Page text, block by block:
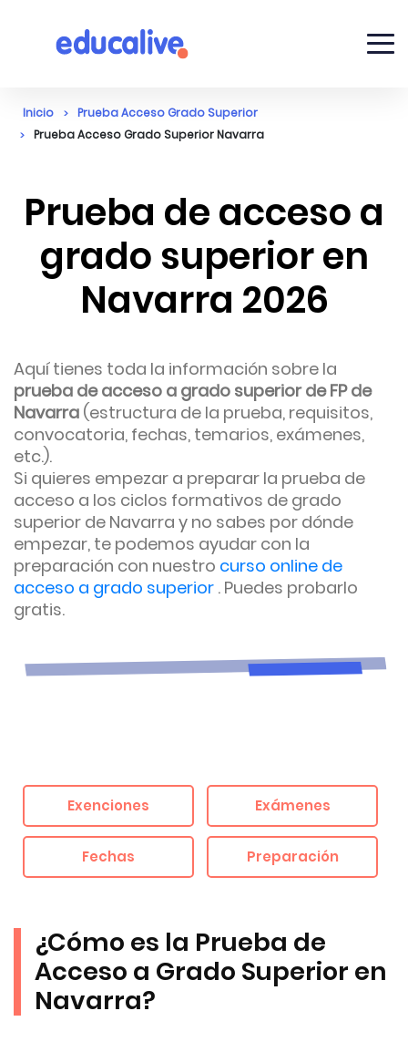
Inicio
Prueba Acceso Grado Superior
Prueba Acceso Grado Superior Navarra
Prueba de acceso a
grado superior en
Navarra 2026
Aquí tienes toda la información sobre la
prueba de acceso a grado superior de FP de
Navarra (estructura de la prueba, requisitos,
convocatoria, fechas, temarios, exámenes,
etc.).
Si quieres empezar a preparar la prueba de
acceso a los ciclos formativos de grado
superior de Navarra y no sabes por dónde
empezar, te podemos ayudar con la
preparación con nuestro curso online de
acceso a grado superior . Puedes probarlo
gratis.
Exenciones Exámenes
Fechas Preparación
¿Cómo es la Prueba de
Acceso a Grado Superior en
Navarra?